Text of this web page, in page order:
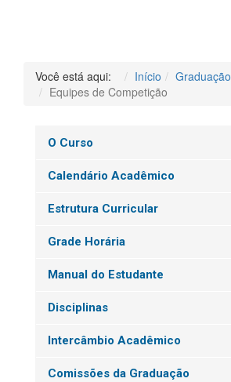
Você está aqui: Início
Graduação
Equipes de Competição
O Curso
Calendário Acadêmico
Estrutura Curricular
Grade Horária
Manual do Estudante
Disciplinas
Intercâmbio Acadêmico
Comissões da Graduação